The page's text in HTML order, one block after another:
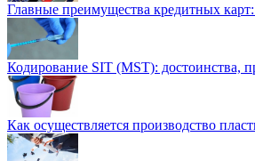
Главные преимущества кредитных
Кодирование SIT (MST): достоинства,
Как осуществляется производство